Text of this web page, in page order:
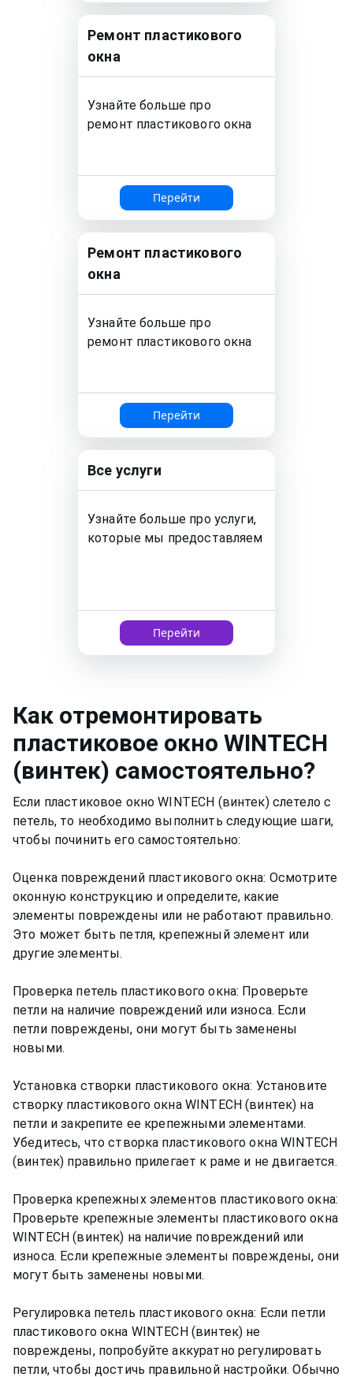
Ремонт пластикового
окна
Узнайте больше про
ремонт пластикового окна
Перейти
Ремонт пластикового
окна
Узнайте больше про
ремонт пластикового окна
Перейти
Все услуги
Узнайте больше про услуги,
которые мы предоставляем
Перейти
Как отремонтировать
пластиковое окно WINTECH
(винтек) самостоятельно?
Если пластиковое окно WINTECH (винтек) слетело с
петель, то необходимо выполнить следующие шаги,
чтобы починить его самостоятельно:
Оценка повреждений пластикового окна: Осмотрите
оконную конструкцию и определите, какие
элементы повреждены или не работают правильно.
Это может быть петля, крепежный элемент или
другие элементы.
Проверка петель пластикового окна: Проверьте
петли на наличие повреждений или износа. Если
петли повреждены, они могут быть заменены
новыми.
Установка створки пластикового окна: Установите
створку пластикового окна WINTECH (винтек) на
петли и закрепите ее крепежными элементами.
Убедитесь, что створка пластикового окна WINTECH
(винтек) правильно прилегает к раме и не двигается.
Проверка крепежных элементов пластикового окна:
Проверьте крепежные элементы пластикового окна
WINTECH (винтек) на наличие повреждений или
износа. Если крепежные элементы повреждены, они
могут быть заменены новыми.
Регулировка петель пластикового окна: Если петли
пластикового окна WINTECH (винтек) не
повреждены, попробуйте аккуратно регулировать
петли, чтобы достичь правильной настройки. Обычно